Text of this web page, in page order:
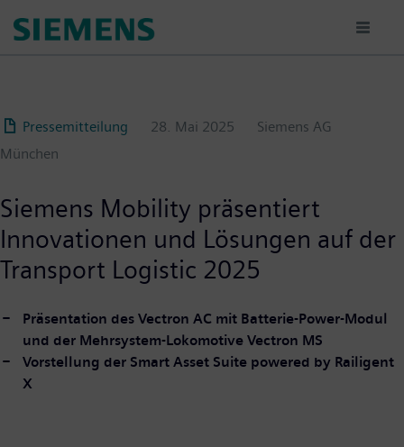
para
Pressemitteilung
28. Mai 2025
Siemens AG
München
Siemens Mobility präsentiert
Innovationen und Lösungen auf der
Transport Logistic 2025
Präsentation des Vectron AC mit Batterie-Power-Modul
und der Mehrsystem-Lokomotive Vectron MS
Vorstellung der Smart Asset Suite powered by Railigent
X